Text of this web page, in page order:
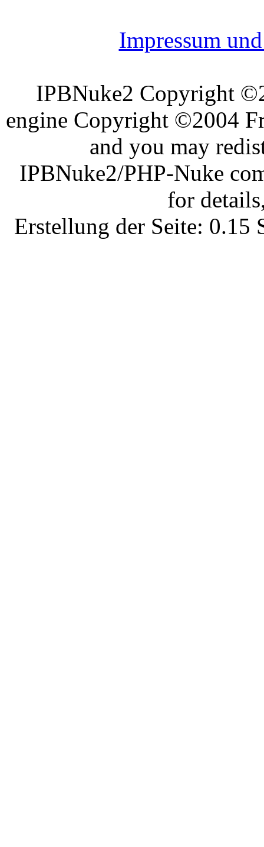
Impressum
IPBNuke2 Copyright
engine Copyright ©2004
and you may
IPBNuke2/PHP-Nuke
for
Erstellung der Seite: 0.15